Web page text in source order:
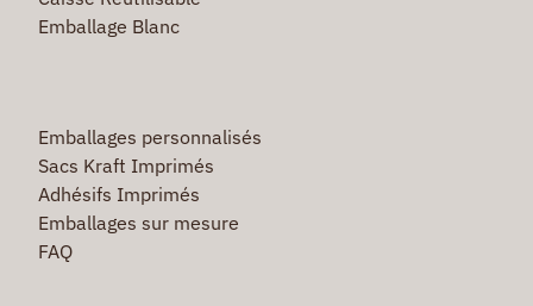
Emballage Blanc
Emballages personnalisés
Sacs Kraft Imprimés
Adhésifs Imprimés
Emballages sur mesure
FAQ